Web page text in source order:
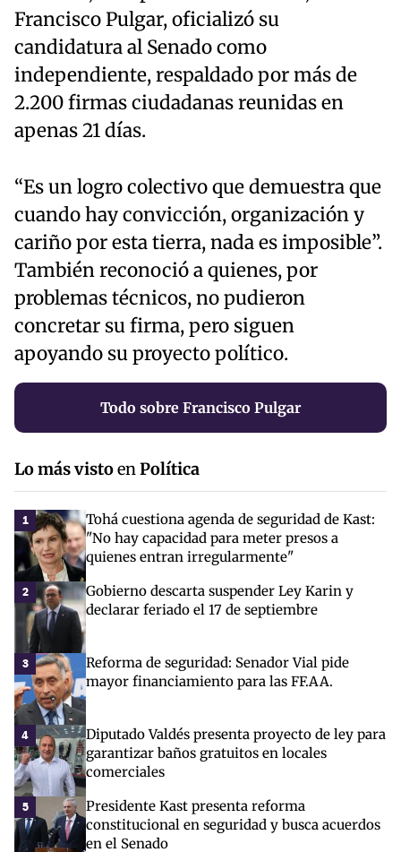
Francisco Pulgar, oficializó su
candidatura al Senado como
independiente, respaldado por más de
2.200 firmas ciudadanas reunidas en
apenas 21 días.
“Es un logro colectivo que demuestra que
cuando hay convicción, organización y
cariño por esta tierra, nada es imposible”.
También reconoció a quienes, por
problemas técnicos, no pudieron
concretar su firma, pero siguen
apoyando su proyecto político.
Todo sobre Francisco Pulgar
Lo más vistoenPolítica
1
Tohá cuestiona agenda de seguridad de Kast:
"No hay capacidad para meter presos a
quienes entran irregularmente"
2
Gobierno descarta suspender Ley Karin y
declarar feriado el 17 de septiembre
3
Reforma de seguridad: Senador Vial pide
mayor financiamiento para las FF.AA.
4
Diputado Valdés presenta proyecto de ley para
garantizar baños gratuitos en locales
comerciales
5
Presidente Kast presenta reforma
constitucional en seguridad y busca acuerdos
en el Senado